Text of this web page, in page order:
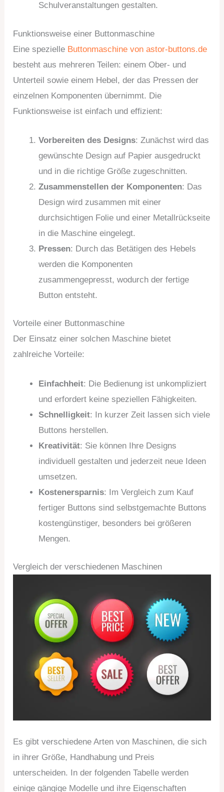
Schulveranstaltungen gestalten.
Funktionsweise einer Buttonmaschine
Eine spezielle Buttonmaschine von astor-buttons.de
besteht aus mehreren Teilen: einem Ober- und
Unterteil sowie einem Hebel, der das Pressen der
einzelnen Komponenten übernimmt. Die
Funktionsweise ist einfach und effizient:
Vorbereiten des Designs: Zunächst wird das
gewünschte Design auf Papier ausgedruckt
und in die richtige Größe zugeschnitten.
Zusammenstellen der Komponenten: Das
Design wird zusammen mit einer
durchsichtigen Folie und einer Metallrückseite
in die Maschine eingelegt.
Pressen: Durch das Betätigen des Hebels
werden die Komponenten
zusammengepresst, wodurch der fertige
Button entsteht.
Vorteile einer Buttonmaschine
Der Einsatz einer solchen Maschine bietet
zahlreiche Vorteile:
Einfachheit: Die Bedienung ist unkompliziert
und erfordert keine speziellen Fähigkeiten.
Schnelligkeit: In kurzer Zeit lassen sich viele
Buttons herstellen.
Kreativität: Sie können Ihre Designs
individuell gestalten und jederzeit neue Ideen
umsetzen.
Kostenersparnis: Im Vergleich zum Kauf
fertiger Buttons sind selbstgemachte Buttons
kostengünstiger, besonders bei größeren
Mengen.
Vergleich der verschiedenen Maschinen
Es gibt verschiedene Arten von Maschinen, die sich
in ihrer Größe, Handhabung und Preis
unterscheiden. In der folgenden Tabelle werden
einige gängige Modelle und ihre Eigenschaften